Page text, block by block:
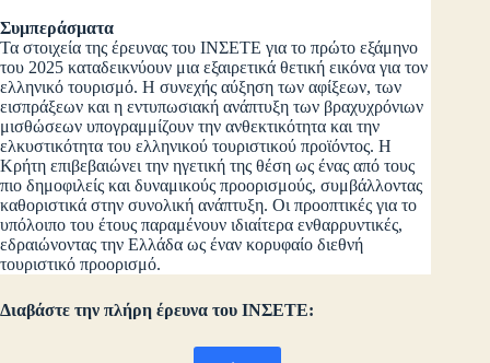
Συμπεράσματα
Τα στοιχεία της έρευνας του ΙΝΣΕΤΕ για το πρώτο εξάμηνο
του 2025 καταδεικνύουν μια εξαιρετικά θετική εικόνα για τον
ελληνικό τουρισμό. Η συνεχής αύξηση των αφίξεων, των
εισπράξεων και η εντυπωσιακή ανάπτυξη των βραχυχρόνιων
μισθώσεων υπογραμμίζουν την ανθεκτικότητα και την
ελκυστικότητα του ελληνικού τουριστικού προϊόντος. Η
Κρήτη επιβεβαιώνει την ηγετική της θέση ως ένας από τους
πιο δημοφιλείς και δυναμικούς προορισμούς, συμβάλλοντας
καθοριστικά στην συνολική ανάπτυξη. Οι προοπτικές για το
υπόλοιπο του έτους παραμένουν ιδιαίτερα ενθαρρυντικές,
εδραιώνοντας την Ελλάδα ως έναν κορυφαίο διεθνή
τουριστικό προορισμό.
Διαβάστε την πλήρη έρευνα του ΙΝΣΕΤΕ: